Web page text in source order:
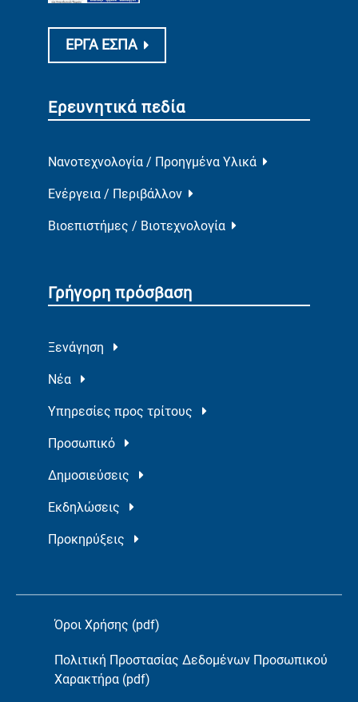
ΕΡΓΑ ΕΣΠΑ
Ερευνητικά πεδία
Νανοτεχνολογία / Προηγμένα Υλικά
Ενέργεια / Περιβάλλον
Βιοεπιστήμες / Βιοτεχνολογία
Γρήγορη πρόσβαση
Ξενάγηση
Νέα
Υπηρεσίες προς τρίτους
Προσωπικό
Δημοσιεύσεις
Εκδηλώσεις
Προκηρύξεις
Όροι Χρήσης (pdf)
Πολιτική Προστασίας Δεδομένων Προσωπικού
Χαρακτήρα (pdf)